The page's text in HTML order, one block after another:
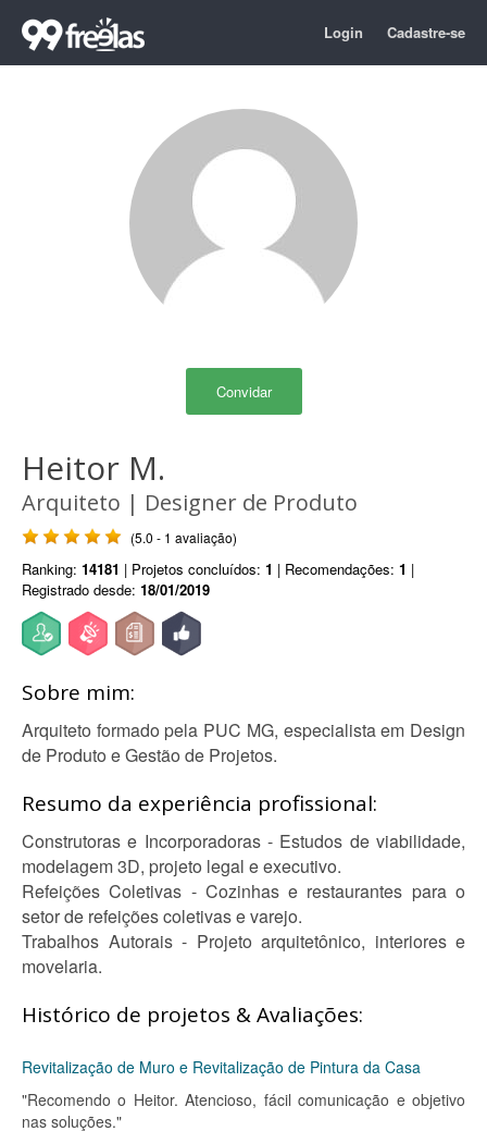
Login Cadastre-se
Convidar
Heitor M.
Arquiteto | Designer de Produto
(5.0 - 1 avaliação)
Ranking: 14181 | Projetos concluídos: 1 | Recomendações: 1 |
Registrado desde: 18/01/2019
Sobre mim:
Arquiteto formado pela PUC MG, especialista em Design
de Produto e Gestão de Projetos.
Resumo da experiência profissional:
Construtoras e Incorporadoras - Estudos de viabilidade,
modelagem 3D, projeto legal e executivo.
Refeições Coletivas - Cozinhas e restaurantes para o
setor de refeições coletivas e varejo.
Trabalhos Autorais - Projeto arquitetônico, interiores e
movelaria.
Histórico de projetos & Avaliações:
Revitalização de Muro e Revitalização de Pintura da Casa
"Recomendo o Heitor. Atencioso, fácil comunicação e objetivo
nas soluções."